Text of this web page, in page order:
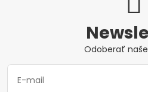
Odoberať